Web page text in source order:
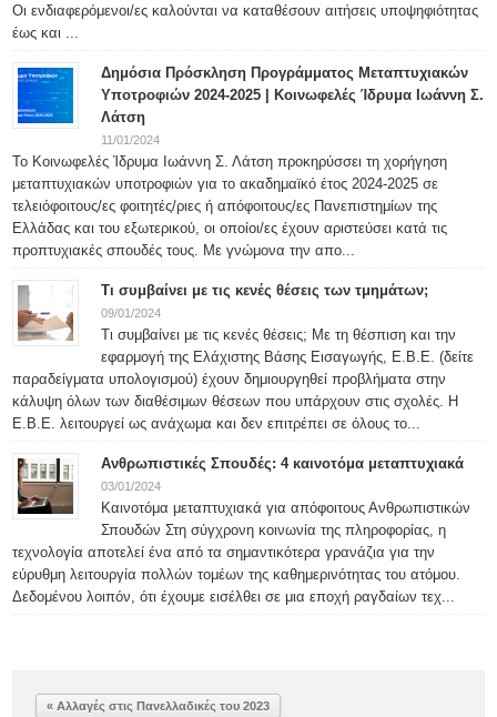
Οι ενδιαφερόμενοι/ες καλούνται να καταθέσουν αιτήσεις υποψηφιότητας
έως και ...
Δημόσια Πρόσκληση Προγράμματος Μεταπτυχιακών
Υποτροφιών 2024-2025 | Κοινωφελές Ίδρυμα Ιωάννη Σ.
Λάτση
11/01/2024
Το Κοινωφελές Ίδρυμα Ιωάννη Σ. Λάτση προκηρύσσει τη χορήγηση
μεταπτυχιακών υποτροφιών για το ακαδημαϊκό έτος 2024-2025 σε
τελειόφοιτους/ες φοιτητές/ριες ή απόφοιτους/ες Πανεπιστημίων της
Ελλάδας και του εξωτερικού, οι οποίοι/ες έχουν αριστεύσει κατά τις
προπτυχιακές σπουδές τους. Με γνώμονα την απο...
Τι συμβαίνει με τις κενές θέσεις των τμημάτων;
09/01/2024
Τι συμβαίνει με τις κενές θέσεις; Με τη θέσπιση και την
εφαρμογή της Ελάχιστης Βάσης Εισαγωγής, Ε.Β.Ε. (δείτε
παραδείγματα υπολογισμού) έχουν δημιουργηθεί προβλήματα στην
κάλυψη όλων των διαθέσιμων θέσεων που υπάρχουν στις σχολές. Η
Ε.Β.Ε. λειτουργεί ως ανάχωμα και δεν επιτρέπει σε όλους το...
Ανθρωπιστικές Σπουδές: 4 καινοτόμα μεταπτυχιακά
03/01/2024
Καινοτόμα μεταπτυχιακά για απόφοιτους Ανθρωπιστικών
Σπουδών Στη σύγχρονη κοινωνία της πληροφορίας, η
τεχνολογία αποτελεί ένα από τα σημαντικότερα γρανάζια για την
εύρυθμη λειτουργία πολλών τομέων της καθημερινότητας του ατόμου.
Δεδομένου λοιπόν, ότι έχουμε εισέλθει σε μια εποχή ραγδαίων τεχ...
« Αλλαγές στις Πανελλαδικές του 2023